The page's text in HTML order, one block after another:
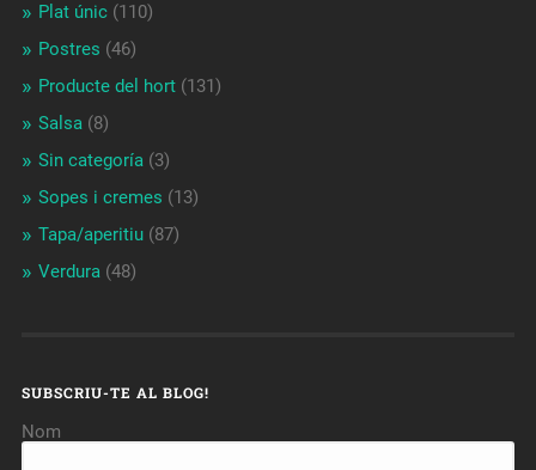
Plat únic(110)
Postres (46)
Producte del hort(131)
Salsa(8)
Sin categoría(3)
Sopes i cremes (13)
Tapa/aperitiu(87)
Verdura(48)
SUBSCRIU-TE AL BLOG!
Nom